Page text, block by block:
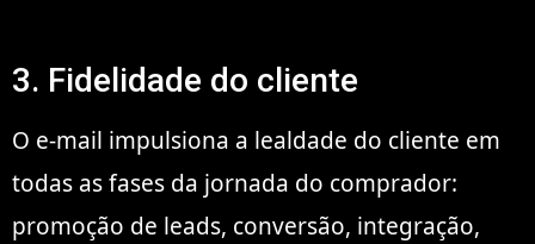
3. Fidelidade do cliente
O e-mail impulsiona a lealdade do cliente em
todas as fases da jornada do comprador:
promoção de leads, conversão, integração,